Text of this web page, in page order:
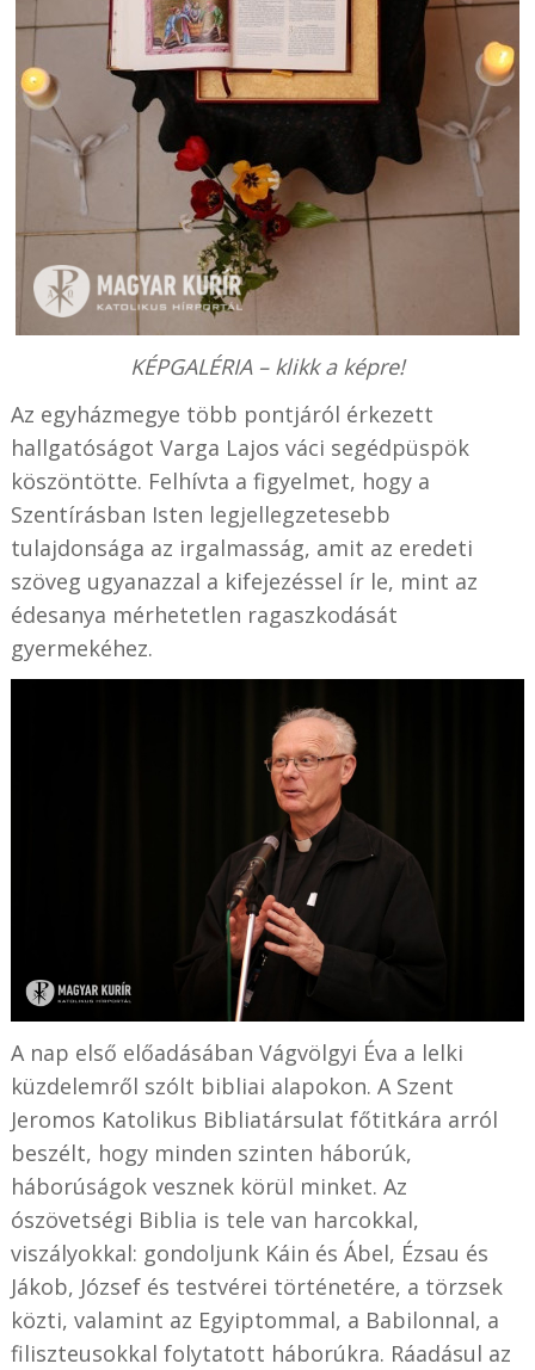
KÉPGALÉRIA – klikk a képre!
Az egyházmegye több pontjáról érkezett
hallgatóságot Varga Lajos váci segédpüspök
köszöntötte. Felhívta a figyelmet, hogy a
Szentírásban Isten legjellegzetesebb
tulajdonsága az irgalmasság, amit az eredeti
szöveg ugyanazzal a kifejezéssel ír le, mint az
édesanya mérhetetlen ragaszkodását
gyermekéhez.
A nap első előadásában Vágvölgyi Éva a lelki
küzdelemről szólt bibliai alapokon. A Szent
Jeromos Katolikus Bibliatársulat főtitkára arról
beszélt, hogy minden szinten háborúk,
háborúságok vesznek körül minket. Az
ószövetségi Biblia is tele van harcokkal,
viszályokkal: gondoljunk Káin és Ábel, Ézsau és
Jákob, József és testvérei történetére, a törzsek
közti, valamint az Egyiptommal, a Babilonnal, a
filiszteusokkal folytatott háborúkra. Ráadásul az